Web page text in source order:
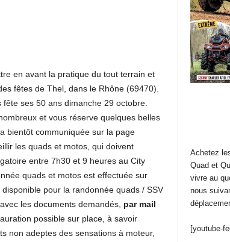
en avant la pratique du tout terrain et
fêtes de Thel, dans le Rhône (69470).
ses 50 ans dimanche 29 octobre.
et vous réserve quelques belles
bientôt communiquée sur la page
les quads et motos, qui doivent
entre 7h30 et 9 heures au City
quads et motos est effectuée sur
pour la randonnée quads / SSV
les documents demandés, par mail
possible sur place, à savoir
non adeptes des sensations à moteur,
Achetez
Quad et
vivre au
nous
[youtube-